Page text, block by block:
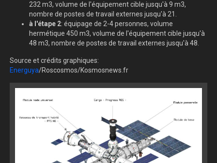
232 m3, volume de l'équipement cible jusqu'à 9 m3,
nombre de postes de travail externes jusqu'à 21.
à l'étape 2: équipage de 2-4 personnes, volume
hermétique 450 m3, volume de l'équipement cible jusqu'à
48 m3, nombre de postes de travail externes jusqu'à 48.
Source et crédits graphiques:
Energuya/Roscosmos/Kosmosnews.fr